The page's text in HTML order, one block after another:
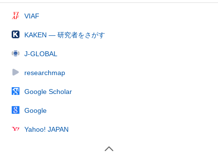
VIAF
KAKEN — 研究者をさがす
J-GLOBAL
researchmap
Google Scholar
Google
Yahoo! JAPAN